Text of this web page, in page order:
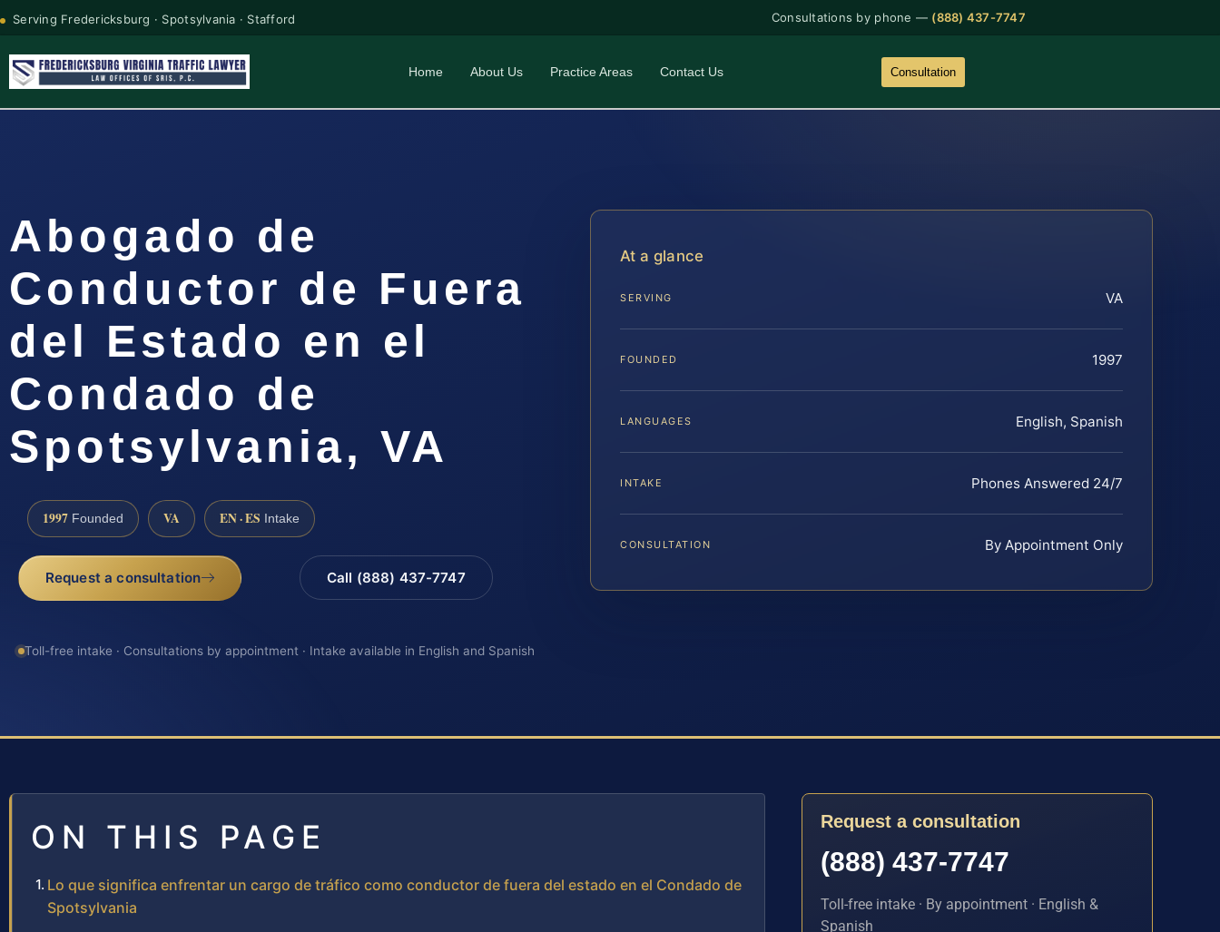
Serving Fredericksburg · Spotsylvania · Stafford Consultations by phone — (888) 437-7747
Home About Us Practice Areas Contact Us Consultation
Abogado de
Conductor de Fuera
del Estado en el
Condado de
Spotsylvania, VA
1997 Founded VA EN · ES Intake
Request a consultation Call (888) 437-7747
Toll-free intake · Consultations by appointment · Intake available in English and Spanish
At a glance
SERVING VA
FOUNDED 1997
LANGUAGES English, Spanish
INTAKE Phones Answered 24/7
CONSULTATION By Appointment Only
ON THIS PAGE
Lo que significa enfrentar un cargo de tráfico como conductor de fuera del estado en el Condado de
Spotsylvania
Request a consultation
(888) 437-7747
Toll-free intake · By appointment · English &
Spanish